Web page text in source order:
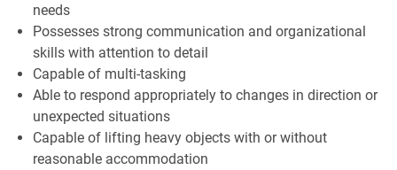
needs
Possesses strong communication and organizational
skills with attention to detail
Capable of multi-tasking
Able to respond appropriately to changes in direction or
unexpected situations
Capable of lifting heavy objects with or without
reasonable accommodation